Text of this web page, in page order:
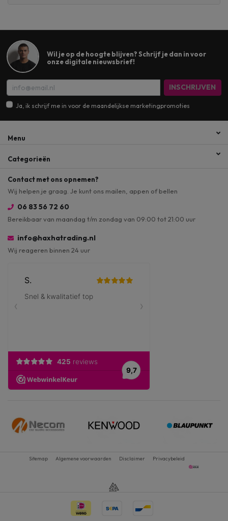
Wil je op de hoogte blijven? Schrijf je dan in voor
onze digitale nieuwsbrief!
INSCHRIJVEN
Ja, ik schrijf me in voor de maandelijkse marketingpromoties
Menu
Categorieën
Contact met ons opnemen?
Wij helpen je graag. Je kunt ons mailen, appen of bellen
06 83 56 72 60
Bereikbaar van maandag t/m zondag van 09:00 tot 21:00 uur
info@haxhatrading.nl
Wij reageren binnen 24 uur
Sitemap Algemene voorwaarden Disclaimer Privacybeleid